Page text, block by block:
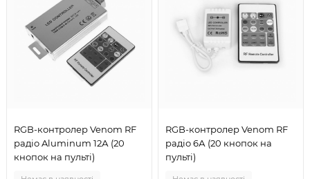
RGB-контролер Venom RF
радіо Aluminum 12А (20
кнопок на пульті)
RGB-контролер Venom RF
радіо 6А (20 кнопок на
пульті)